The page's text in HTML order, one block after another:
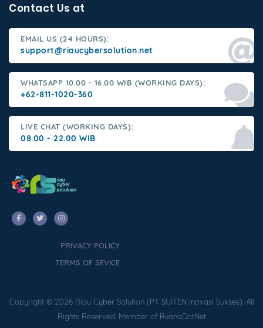
Contact Us at
EMAIL US (24 HOURS):
support@riaucybersolution.net
WHATSAPP 10.00 - 16.00 WIB (WORKING DAYS):
+62-811-1020-360
LIVE CHAT (WORKING DAYS):
08.00 - 22.00 WIB
PRIVACY POLICY
TERMS OF SEVICE
Copyright © 2026 Riau Cyber Solution (PT SUITEN Inovasi Sukses). All
Rights Reserved. Member of BuanaDotNet